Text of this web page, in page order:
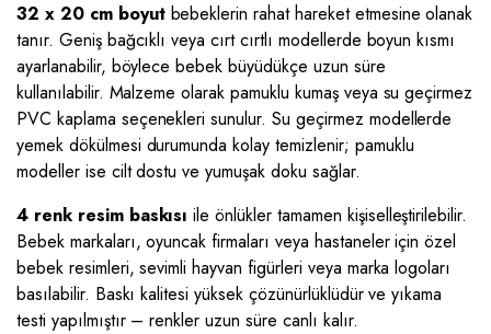
32 x 20 cm boyutbebeklerin rahat hareket etmesine olanak
tanır. Geniş bağcıklı veya cırt cırtlı modellerde boyun kısmı
ayarlanabilir, böylece bebek büyüdükçe uzun süre
kullanılabilir. Malzeme olarak pamuklu kumaş veya su geçirmez
PVC kaplama seçenekleri sunulur. Su geçirmez modellerde
yemek dökülmesi durumunda kolay temizlenir; pamuklu
modeller ise cilt dostu ve yumuşak doku sağlar.
4 renk resim baskısı ile önlükler tamamen kişiselleştirilebilir.
Bebek markaları, oyuncak firmaları veya hastaneler için özel
bebek resimleri, sevimli hayvan figürleri veya marka logoları
basılabilir. Baskı kalitesi yüksek çözünürlüklüdür ve yıkama
testi yapılmıştır – renkler uzun süre canlı kalır.